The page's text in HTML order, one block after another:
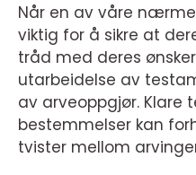
Når en av våre
viktig for å sikre at
tråd med deres
utarbeidelse av
av arveoppgjør. Klare
bestemmelser kan
tvister mellom